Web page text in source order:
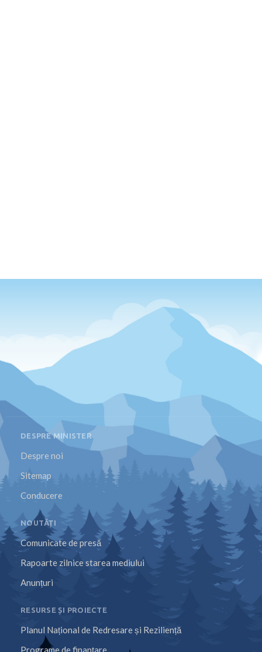
DESPRE MINISTER
Despre noi
Sitemap
Conducere
NOUTĂȚI
Comunicate de presă
Rapoarte zilnice starea mediului
Anunțuri
RESURSE ȘI PROIECTE
Planul Național de Redresare și Reziliență